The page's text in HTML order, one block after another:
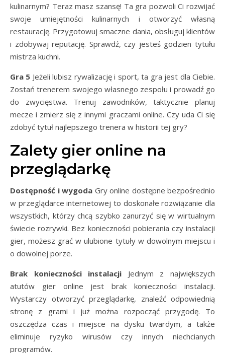
kulinarnym? Teraz masz szansę! Ta gra pozwoli Ci rozwijać
swoje umiejętności kulinarnych i otworzyć własną
restaurację. Przygotowuj smaczne dania, obsługuj klientów
i zdobywaj reputację. Sprawdź, czy jesteś godzien tytułu
mistrza kuchni.
Gra 5 Jeżeli lubisz rywalizację i sport, ta gra jest dla Ciebie.
Zostań trenerem swojego własnego zespołu i prowadź go
do zwycięstwa. Trenuj zawodników, taktycznie planuj
mecze i zmierz się z innymi graczami online. Czy uda Ci się
zdobyć tytuł najlepszego trenera w historii tej gry?
Zalety gier online na
przeglądarkę
Dostępność i wygoda Gry online dostępne bezpośrednio
w przeglądarce internetowej to doskonałe rozwiązanie dla
wszystkich, którzy chcą szybko zanurzyć się w wirtualnym
świecie rozrywki. Bez konieczności pobierania czy instalacji
gier, możesz grać w ulubione tytuły w dowolnym miejscu i
o dowolnej porze.
Brak konieczności instalacji Jednym z największych
atutów gier online jest brak konieczności instalacji.
Wystarczy otworzyć przeglądarkę, znaleźć odpowiednią
stronę z grami i już można rozpocząć przygodę. To
oszczędza czas i miejsce na dysku twardym, a także
eliminuje ryzyko wirusów czy innych niechcianych
programów.